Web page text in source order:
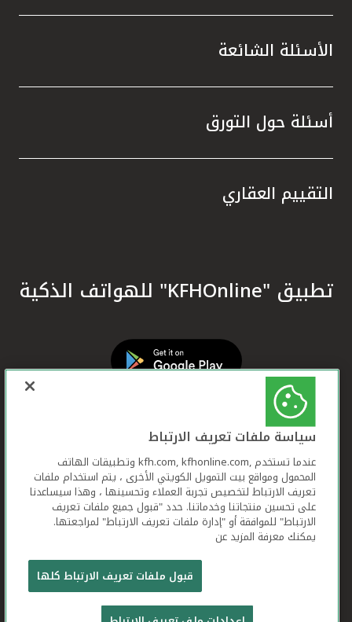
الأسئلة الشائعة
أسئلة حول التورق
التقييم العقاري
تطبيق "KFHOnline" للهواتف الذكية
بيت التمويل الكويتي جميع الحقوق محفوظة © 2026
شروط وأحكام استخدام الموقع الإلكتروني
سياسة ملفات تعريف الارتباط
عندما تستخدم ,kfh.com, kfhonline.com وتطبيقات الهاتف
المحمول ومواقع بيت التمويل الكويتي الأخرى ، يتم استخدام ملفات
تعريف الارتباط لتخصيص تجربة العملاء وتحسينها ، وهذا سيساعدنا
على تحسين منتجاتنا وخدماتنا. حدد "قبول جميع ملفات تعريف
الارتباط" للموافقة أو "إدارة ملفات تعريف الارتباط" لمراجعتها.
يمكنك معرفة المزيد عن
قبول ملفات تعريف الارتباط كلها